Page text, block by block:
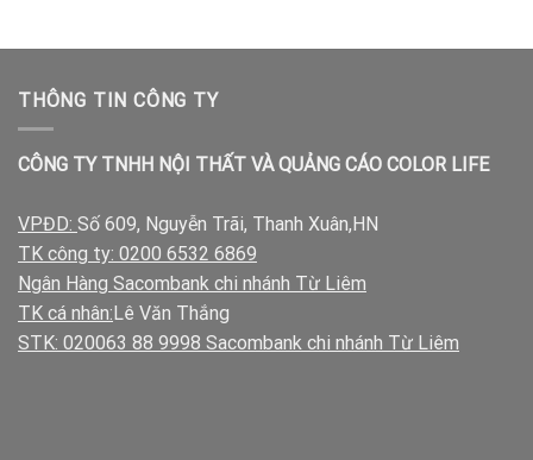
THÔNG TIN CÔNG TY
CÔNG TY TNHH NỘI THẤT VÀ QUẢNG CÁO COLOR LIFE
VPĐD: Số 609, Nguyễn Trãi, Thanh Xuân,HN
TK công ty: 0200 6532 6869
Ngân Hàng Sacombank chi nhánh Từ Liêm
TK cá nhân: Lê Văn Thắng
STK: 020063 88 9998 Sacombank chi nhánh Từ Liêm